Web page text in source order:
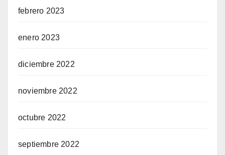
febrero 2023
enero 2023
diciembre 2022
noviembre 2022
octubre 2022
septiembre 2022